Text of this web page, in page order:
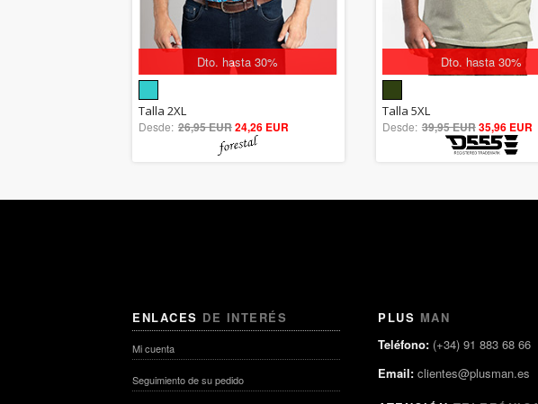
Dto. hasta 30%
out of 5
Talla 2XL
Desde: 26,95 EUR24,26 EUR
Dto. hasta 30%
out of 5
Talla 5XL
Desde: 39,95 EUR35,96 EUR
ENLACES DE INTERÉS
Mi cuenta
Seguimiento de su pedido
PLUS MAN
Teléfono: (+34) 91 883 68 66
Email: clientes@plusman.es